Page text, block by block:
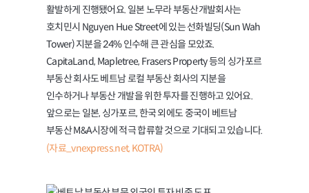
활발하게 진행됐어요. 일본 노무라 부동산개발회사는
호치민시 Nguyen Hue Street에 있는 선화빌딩(Sun Wah
Tower) 지분을 24% 인수해 큰 관심을 모았죠.
CapitaLand, Mapletree, Frasers Property 등의 싱가포르
부동산 회사도 베트남 로컬 부동산 회사의 지분을
인수하거나 부동산 개발을 위한 투자를 진행하고 있어요.
앞으로는 일본, 싱가포르, 한국 외에도 중국이 베트남
부동산 M&A시장에 적극 합류할 것으로 기대되고 있습니다.
(자료_vnexpress.net, KOTRA)